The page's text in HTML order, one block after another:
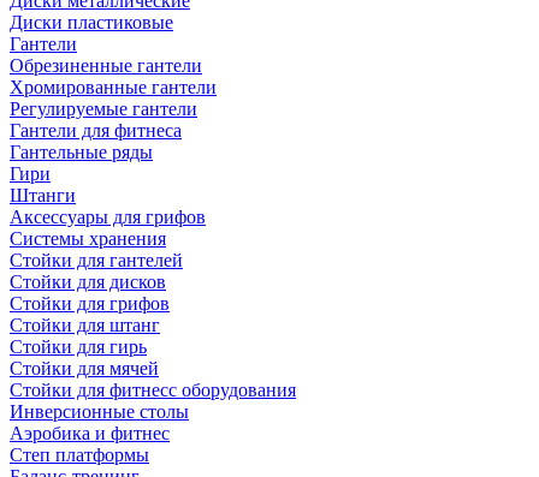
Диски пластиковые
Гантели
Обрезиненные гантели
Хромированные гантели
Регулируемые гантели
Гантели для фитнеса
Гантельные ряды
Гири
Штанги
Аксессуары для грифов
Системы хранения
Стойки для гантелей
Стойки для дисков
Стойки для грифов
Стойки для штанг
Стойки для гирь
Стойки для мячей
Стойки для фитнесс оборудования
Инверсионные столы
Аэробика и фитнес
Степ платформы